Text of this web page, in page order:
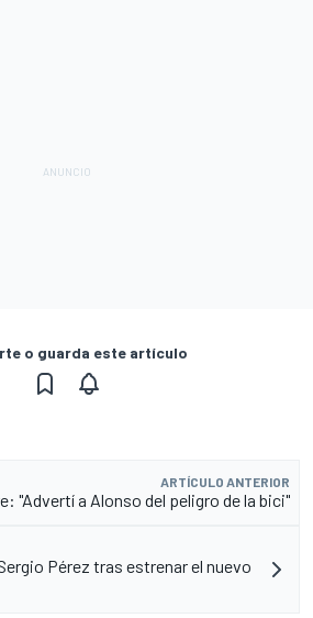
o guarda este artículo
ARTÍCULO ANTERIOR
"Advertí a Alonso del peligro de la bici"
Pérez tras estrenar el nuevo